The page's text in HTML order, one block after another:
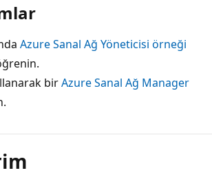
Azure Sanal Ağ Yöneticisi örneği
birAzure Sanal Ağ Manager